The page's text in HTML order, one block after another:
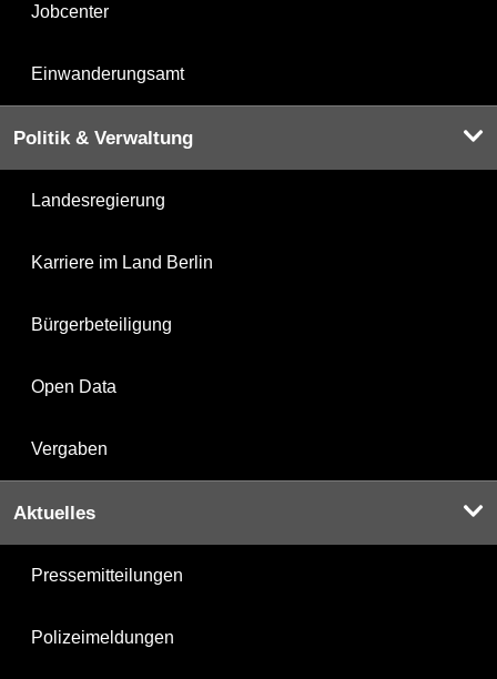
Jobcenter
Einwanderungsamt
Politik & Verwaltung
Landesregierung
Karriere im Land Berlin
Bürgerbeteiligung
Open Data
Vergaben
Aktuelles
Pressemitteilungen
Polizeimeldungen